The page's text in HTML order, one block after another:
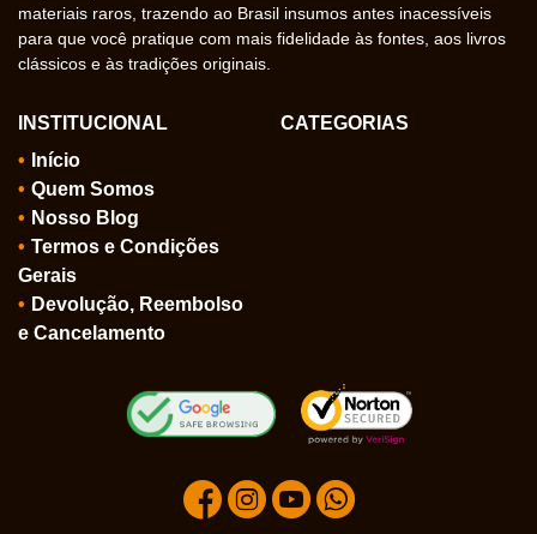
materiais raros, trazendo ao Brasil insumos antes inacessíveis
para que você pratique com mais fidelidade às fontes, aos livros
clássicos e às tradições originais.
INSTITUCIONAL
Início
Quem Somos
Nosso Blog
Termos e Condições
Gerais
Devolução, Reembolso
e Cancelamento
CATEGORIAS